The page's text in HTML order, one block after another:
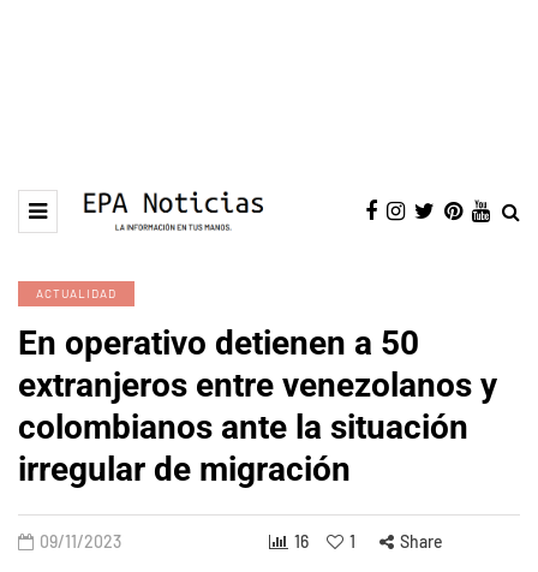
ACTUALIDAD
En operativo detienen a 50
extranjeros entre venezolanos y
colombianos ante la situación
irregular de migración
09/11/2023 16 1 Share